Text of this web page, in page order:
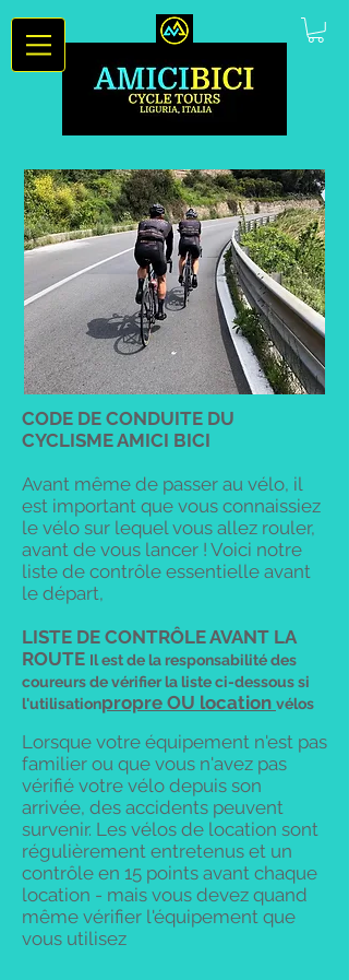
CODE DE CONDUITE DU
CYCLISME AMICI BICI
Avant même de passer au vélo, il
est important que vous connaissiez
le vélo sur lequel vous allez rouler,
avant de vous lancer ! Voici notre
liste de contrôle essentielle avant
le départ,
LISTE DE CONTRÔLE AVANT LA
ROUTE Il est de la responsabilité des
coureurs de vérifier la liste ci-dessous si
l'utilisationpropre OU location vélos
Lorsque votre équipement n'est pas
familier ou que vous n'avez pas
vérifié votre vélo depuis son
arrivée, des accidents peuvent
survenir. Les vélos de location sont
régulièrement entretenus et un
contrôle en 15 points avant chaque
location - mais vous devez quand
même vérifier l'équipement que
vous utilisez